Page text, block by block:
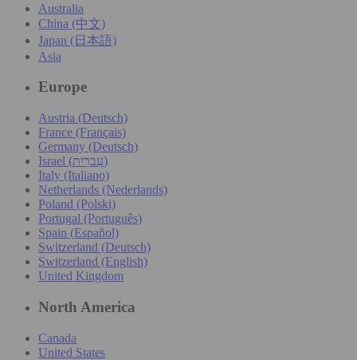
Australia
China (中文)
Japan (日本語)
Asia
Europe
Austria (Deutsch)
France (Français)
Germany (Deutsch)
Israel (עִברִית)
Italy (Italiano)
Netherlands (Nederlands)
Poland (Polski)
Portugal (Português)
Spain (Español)
Switzerland (Deutsch)
Switzerland (English)
United Kingdom
North America
Canada
United States